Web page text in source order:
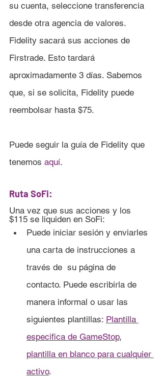
su cuenta, seleccione transferencia
desde otra agencia de valores.
Fidelity sacará sus acciones de
Firstrade. Esto tardará
aproximadamente 3 días. Sabemos
que, si se solicita, Fidelity puede
reembolsar hasta $75.
Puede seguir la guía de Fidelity que
tenemos aquí.
Ruta SoFi:
Una vez que sus acciones y los
$115 se liquiden en SoFi:
Puede iniciar sesión y enviarles
una carta de instrucciones a
través de 	su página de
contacto. Puede escribirla de
manera informal o usar las
siguientes plantillas: Plantilla
especifica de GameStop,
plantilla en blanco para cualquier
activo.